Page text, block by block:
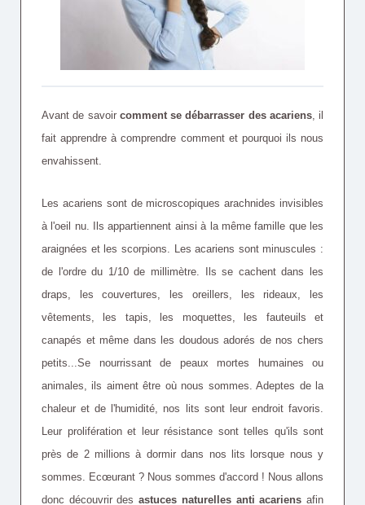
Avant de savoir comment se débarrasser des acariens, il
fait apprendre à comprendre comment et pourquoi ils nous
envahissent.
Les acariens sont de microscopiques arachnides invisibles
à l'oeil nu. Ils appartiennent ainsi à la même famille que les
araignées et les scorpions. Les acariens sont minuscules :
de l'ordre du 1/10 de millimètre. Ils se cachent dans les
draps, les couvertures, les oreillers, les rideaux, les
vêtements, les tapis, les moquettes, les fauteuils et
canapés et même dans les doudous adorés de nos chers
petits...Se nourrissant de peaux mortes humaines ou
animales, ils aiment être où nous sommes. Adeptes de la
chaleur et de l'humidité, nos lits sont leur endroit favoris.
Leur prolifération et leur résistance sont telles qu'ils sont
près de 2 millions à dormir dans nos lits lorsque nous y
sommes. Ecœurant ? Nous sommes d'accord ! Nous allons
donc découvrir desastuces naturelles anti acariens afin